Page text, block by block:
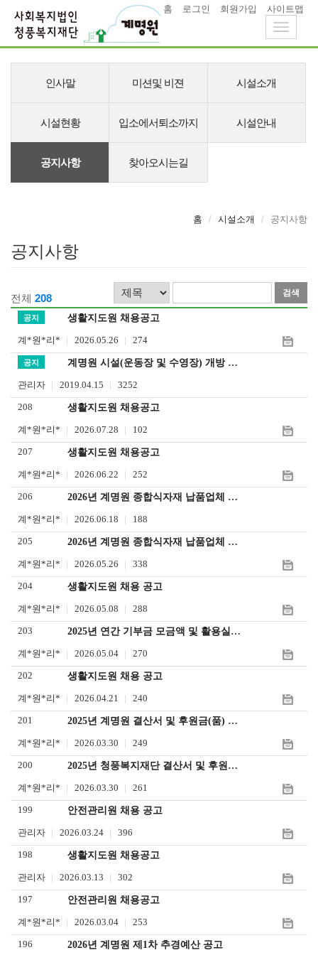
홈 로그인 회원가입
사이트맵
Toggle
메
인사말 미션및 비젼 시설소개
시설현황 입소에서퇴소까지 시설안내
공지사항 찾아오시는길
홈 시설소개 공지사항
공지사항
전체 208
검
색
하
기
색
입
력
공지 생활지도원 채용공고
계*원*리* 2026.05.26 274
공지 계명원 시설(운동장 및 수영장) 개방 안내
관리자 2019.04.15 3252
208 생활지도원 채용공고
계*원*리* 2026.07.28 102
207 생활지도원 채용공고
계*원*리* 2026.06.22 252
206 2026년 계명원 종합식자재 납품업체 선정 결과 공고
계*원*리* 2026.06.18 188
205 2026년 계명원 종합식자재 납품업체 선정 입찰 공고
계*원*리* 2026.05.26 338
204 생활지도원 채용 공고
계*원*리* 2026.05.08 288
203 2025년 연간 기부금 모금액 및 활용실적 명세서 공지
계*원*리* 2026.05.04 270
202 생활지도원 채용 공고
계*원*리* 2026.04.21 240
201 2025년 계명원 결산서 및 후원금(품) 수입사용 보고서
계*원*리* 2026.03.30 249
200 2025년 청풍복지재단 결산서 및 후원금 수입사용 보고서
계*원*리* 2026.03.30 261
199 안전관리원 채용 공고
관리자 2026.03.24 396
198 생활지도원 채용공고
관리자 2026.03.13 302
197 안전관리원 채용공고
계*원*리* 2026.03.04 253
196 2026년 계명원 제1차 추경예산 공고